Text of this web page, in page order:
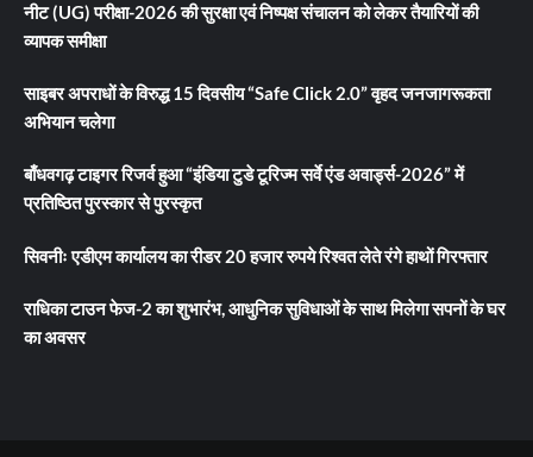
नीट (UG) परीक्षा-2026 की सुरक्षा एवं निष्पक्ष संचालन को लेकर तैयारियों की
व्यापक समीक्षा
साइबर अपराधों के विरुद्ध 15 दिवसीय “Safe Click 2.0” वृहद जनजागरूकता
अभियान चलेगा
बाँधवगढ़ टाइगर रिजर्व हुआ “इंडिया टुडे टूरिज्म सर्वे एंड अवार्ड्स-2026” में
प्रतिष्ठित पुरस्कार से पुरस्कृत
सिवनीः एडीएम कार्यालय का रीडर 20 हजार रुपये रिश्वत लेते रंगे हाथों गिरफ्तार
राधिका टाउन फेज-2 का शुभारंभ, आधुनिक सुविधाओं के साथ मिलेगा सपनों के घर
का अवसर